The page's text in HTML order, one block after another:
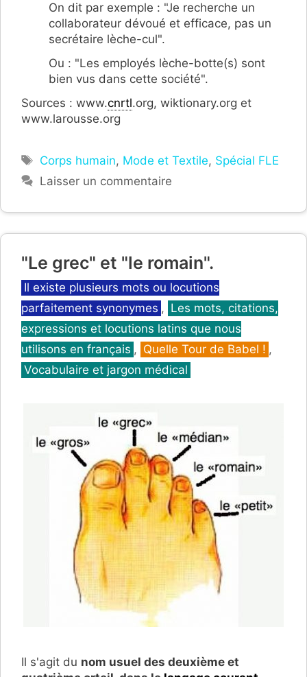
On dit par exemple : "Je recherche un
collaborateur dévoué et efficace, pas un
secrétaire lèche-cul".
Ou : "Les employés lèche-botte(s) sont
bien vus dans cette société".
Sources : www.cnrtl.org, wiktionary.org et
www.larousse.org
Étiquettes
Corps humain, Mode et Textile, Spécial FLE
Laisser un commentaire
"Le grec" et "le romain".
Catégories
Il existe plusieurs mots ou locutions
parfaitement synonymes , Les mots, citations,
expressions et locutions latins que nous
utilisons en français , Quelle Tour de Babel ! ,
Vocabulaire et jargon médical
Il s'agit du nom usuel des deuxième et